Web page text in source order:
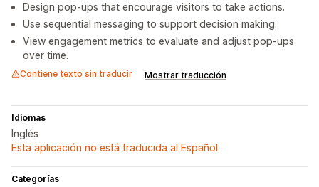
Design pop-ups that encourage visitors to take actions.
Use sequential messaging to support decision making.
View engagement metrics to evaluate and adjust pop-ups
over time.
Contiene texto sin traducir Mostrar traducción
Idiomas
Inglés
Esta aplicación no está traducida al Español
Categorías